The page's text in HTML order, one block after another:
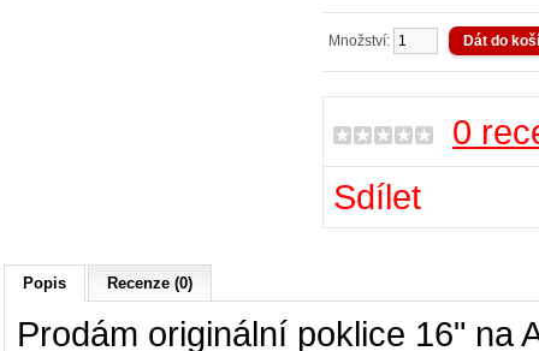
Množství:
0
Sdílet
Popis Recenze (0)
Prodám originální poklice 16" na